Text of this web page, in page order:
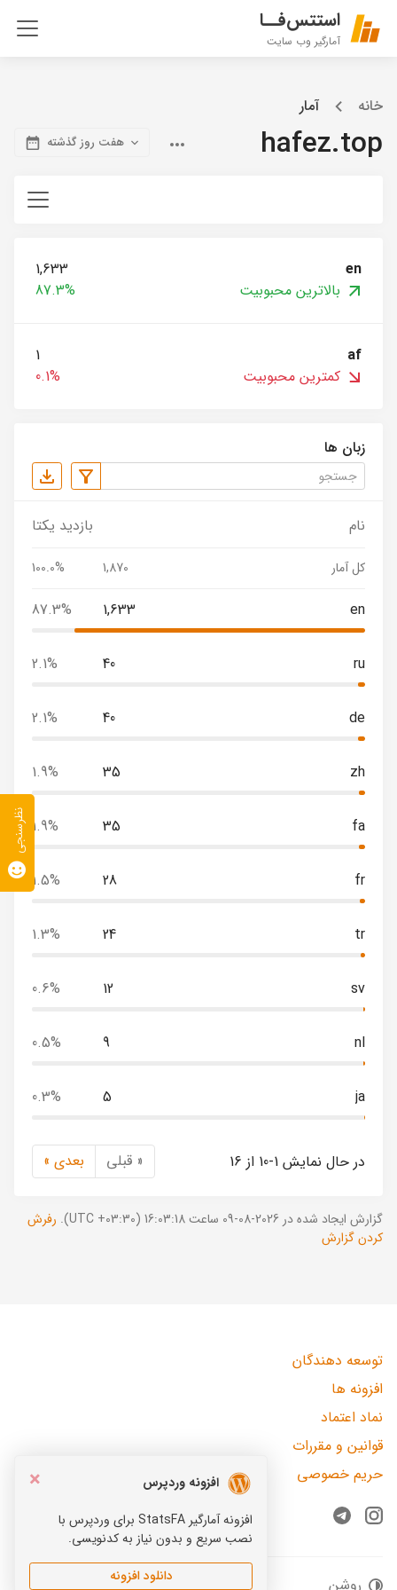
استتس‌فــا
آمارگیر وب سایت
خانه آمار
hafez.top هفت روز گذشته
en
1,633
بالاترین محبوبیت
87.3%
af
1
کمترین محبوبیت
0.1%
زبان ها
نام بازدید یکتا
کل آمار 1,870
100.0%
en
1,633
87.3%
ru
40
2.1%
de
40
2.1%
zh
35
1.9%
fa
35
1.9%
fr
28
1.5%
tr
24
1.3%
sv
12
0.6%
nl
9
0.5%
ja
5
0.3%
در حال نمایش 1-10 از 16 « قبلی بعدی »
گزارش ایجاد شده در 2026-08-09 ساعت 16:03:18 (UTC +03:30).
رفرش
کردن گزارش
×
افزونه وردپرس
افزونه آمارگیر StatsFA برای وردپرس با
نصب سریع و بدون نیاز به کدنویسی.
دانلود افزونه
توسعه دهندگان
افزونه ها
نماد اعتماد
قوانین و مقررات
حریم خصوصی
Instagram
Telegram
روشن
نظرسنجی